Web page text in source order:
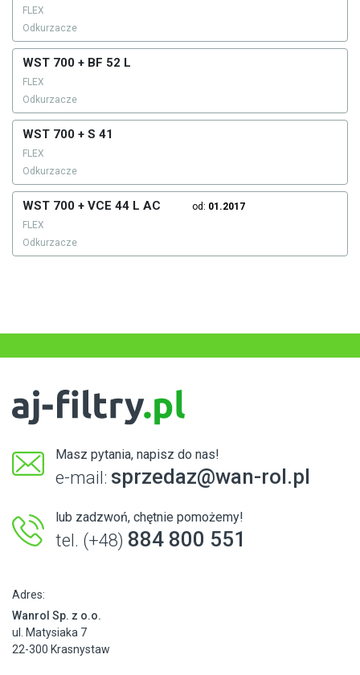
FLEX
Odkurzacze
WST 700 + BF 52 L
FLEX
Odkurzacze
WST 700 + S 41
FLEX
Odkurzacze
WST 700 + VCE 44 L AC od: 01.2017
FLEX
Odkurzacze
Masz pytania, napisz do nas!
e-mail: sprzedaz@wan-rol.pl
lub zadzwoń, chętnie pomożemy!
tel. (+48) 884 800 551
Adres:
Wanrol Sp. z o.o.
ul. Matysiaka 7
22-300 Krasnystaw